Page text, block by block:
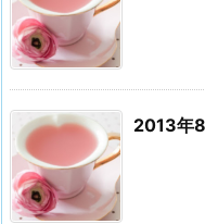
2013年8